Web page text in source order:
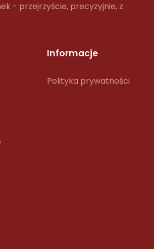
- przejrzyście, precyzyjnie, z
Informacje
Polityka prywatności